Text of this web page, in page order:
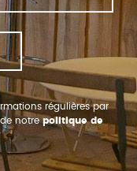
régulières par
de notrepolitique de